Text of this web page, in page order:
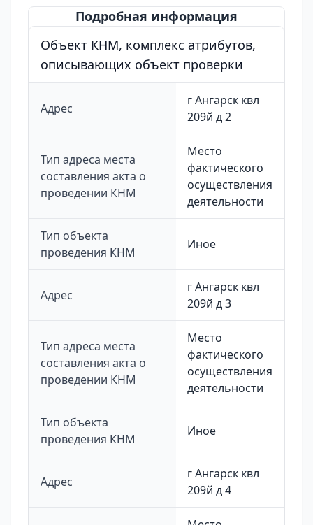
Подробная информация
Объект КНМ, комплекс атрибутов,
описывающих объект проверки
Адрес
г Ангарск квл
209й д 2
Тип адреса места
составления акта о
проведении КНМ
Место
фактического
осуществления
деятельности
Тип объекта
проведения КНМ
Иное
Адрес
г Ангарск квл
209й д 3
Тип адреса места
составления акта о
проведении КНМ
Место
фактического
осуществления
деятельности
Тип объекта
проведения КНМ
Иное
Адрес
г Ангарск квл
209й д 4